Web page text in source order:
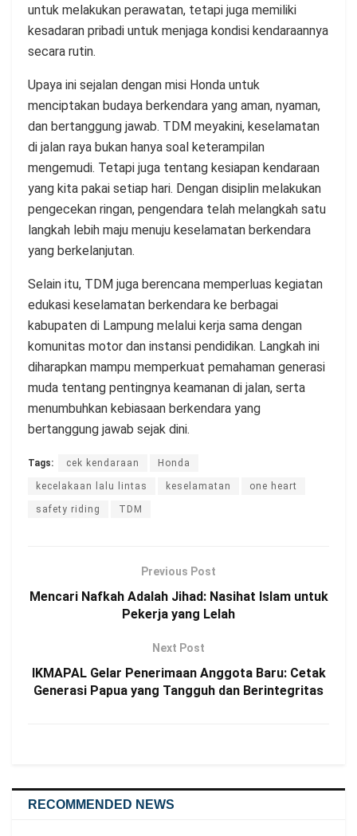
untuk melakukan perawatan, tetapi juga memiliki
kesadaran pribadi untuk menjaga kondisi kendaraannya
secara rutin.
Upaya ini sejalan dengan misi Honda untuk
menciptakan budaya berkendara yang aman, nyaman,
dan bertanggung jawab. TDM meyakini, keselamatan
di jalan raya bukan hanya soal keterampilan
mengemudi. Tetapi juga tentang kesiapan kendaraan
yang kita pakai setiap hari. Dengan disiplin melakukan
pengecekan ringan, pengendara telah melangkah satu
langkah lebih maju menuju keselamatan berkendara
yang berkelanjutan.
Selain itu, TDM juga berencana memperluas kegiatan
edukasi keselamatan berkendara ke berbagai
kabupaten di Lampung melalui kerja sama dengan
komunitas motor dan instansi pendidikan. Langkah ini
diharapkan mampu memperkuat pemahaman generasi
muda tentang pentingnya keamanan di jalan, serta
menumbuhkan kebiasaan berkendara yang
bertanggung jawab sejak dini.
Tags: cek kendaraan Honda
kecelakaan lalu lintas keselamatan one heart
safety riding TDM
Previous Post
Mencari Nafkah Adalah Jihad: Nasihat Islam untuk
Pekerja yang Lelah
Next Post
IKMAPAL Gelar Penerimaan Anggota Baru: Cetak
Generasi Papua yang Tangguh dan Berintegritas
RECOMMENDED NEWS